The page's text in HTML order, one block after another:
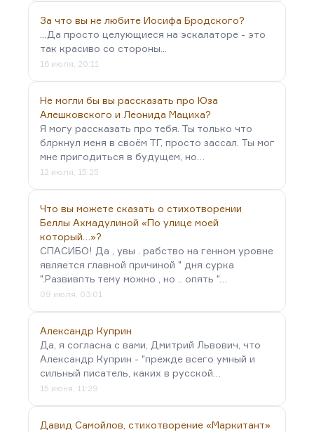
За что вы не любите Иосифа Бродского?
...Да просто целующиеся на эскалаторе - это
так красиво со стороны...
16 июля, 20:11
Не могли бы вы рассказать про Юза
Алешковского и Леонида Мациха?
Я могу рассказать про тебя. Ты только что
блркнул меня в своём ТГ, просто зассал. Ты мог
мне пригодиться в будущем, но…
12 июля, 15:25
Что вы можете сказать о стихотворении
Беллы Ахмадулиной «По улице моей
который…»?
СПАСИБО! Да , увы . рабство на генном уровне
является главной причиной " дня сурка
".Развивпть тему можно , но .. опять "…
09 июля, 03:01
Александр Куприн
Да, я согласна с вами, Дмитрий Львович, что
Александр Куприн - "прежде всего умный и
сильный писатель, каких в русской…
15 июня, 11:29
Давид Самойлов, стихотворение «Маркитант»